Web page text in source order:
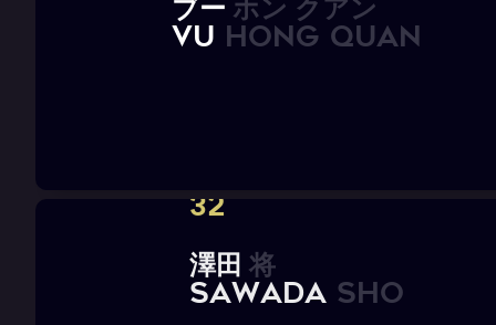
VU HONG QUAN
32
澤田 将
SAWADA Sho